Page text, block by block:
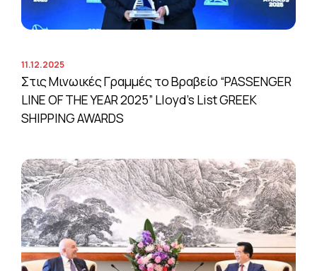
11.12.2025
Στις Μινωικές Γραμμές το Βραβείο “PASSENGER
LINE OF THE YEAR 2025” Lloyd’s List GREEK
SHIPPING AWARDS